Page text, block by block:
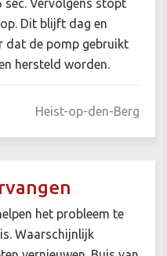
Vervolgens stopt
Dit blijft dag en
dat de pomp gebruikt
hersteld worden.
Heist-op-den-Berg
het probleem te
Waarschijnlijk